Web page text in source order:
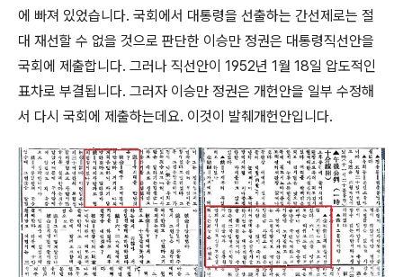
에 빠져 있었습니다. 국회에서 대통령을 선출하는 간선제로는 절
대 재선할 수 없을 것으로 판단한 이승만 정권은 대통령직선안을
국회에 제출합니다. 그러나 직선안이 1952년 1월 18일 압도적인
표차로 부결됩니다. 그러자 이승만 정권은 개헌안을 일부 수정해
서 다시 국회에 제출하는데요. 이것이 발췌개헌안입니다.